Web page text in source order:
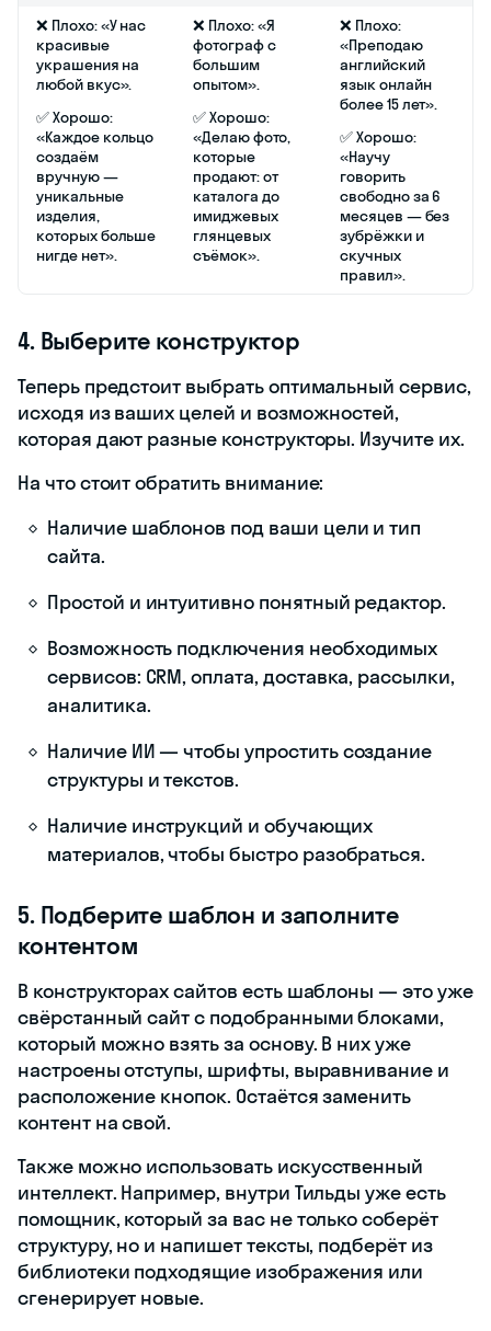
❌ Плохо: «У нас
красивые
украшения на
любой вкус».
✅ Хорошо:
«Каждое кольцо
создаём
вручную —
уникальные
изделия,
которых больше
нигде нет».
❌ Плохо: «Я
фотограф с
большим
опытом».
✅ Хорошо:
«Делаю фото,
которые
продают: от
каталога до
имиджевых
глянцевых
съёмок».
❌ Плохо:
«Преподаю
английский
язык онлайн
более 15 лет».
✅ Хорошо:
«Научу
говорить
свободно за 6
месяцев — без
зубрёжки и
скучных
правил».
4. Выберите конструктор
Теперь предстоит выбрать оптимальный сервис,
исходя из ваших целей и возможностей,
которая дают разные конструкторы. Изучите их.
На что стоит обратить внимание:
Наличие шаблонов под ваши цели и тип
сайта.
Простой и интуитивно понятный редактор.
Возможность подключения необходимых
сервисов: CRM, оплата, доставка, рассылки,
аналитика.
Наличие ИИ — чтобы упростить создание
структуры и текстов.
Наличие инструкций и обучающих
материалов, чтобы быстро разобраться.
5. Подберите шаблон и заполните
контентом
В конструкторах сайтов есть шаблоны — это уже
свёрстанный сайт с подобранными блоками,
который можно взять за основу. В них уже
настроены отступы, шрифты, выравнивание и
расположение кнопок. Остаётся заменить
контент на свой.
Также можно использовать искусственный
интеллект. Например, внутри Тильды уже есть
помощник, который за вас не только соберёт
структуру, но и напишет тексты, подберёт из
библиотеки подходящие изображения или
сгенерирует новые.